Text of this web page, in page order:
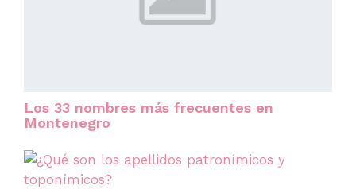
Los 33 nombres más frecuentes en
Montenegro